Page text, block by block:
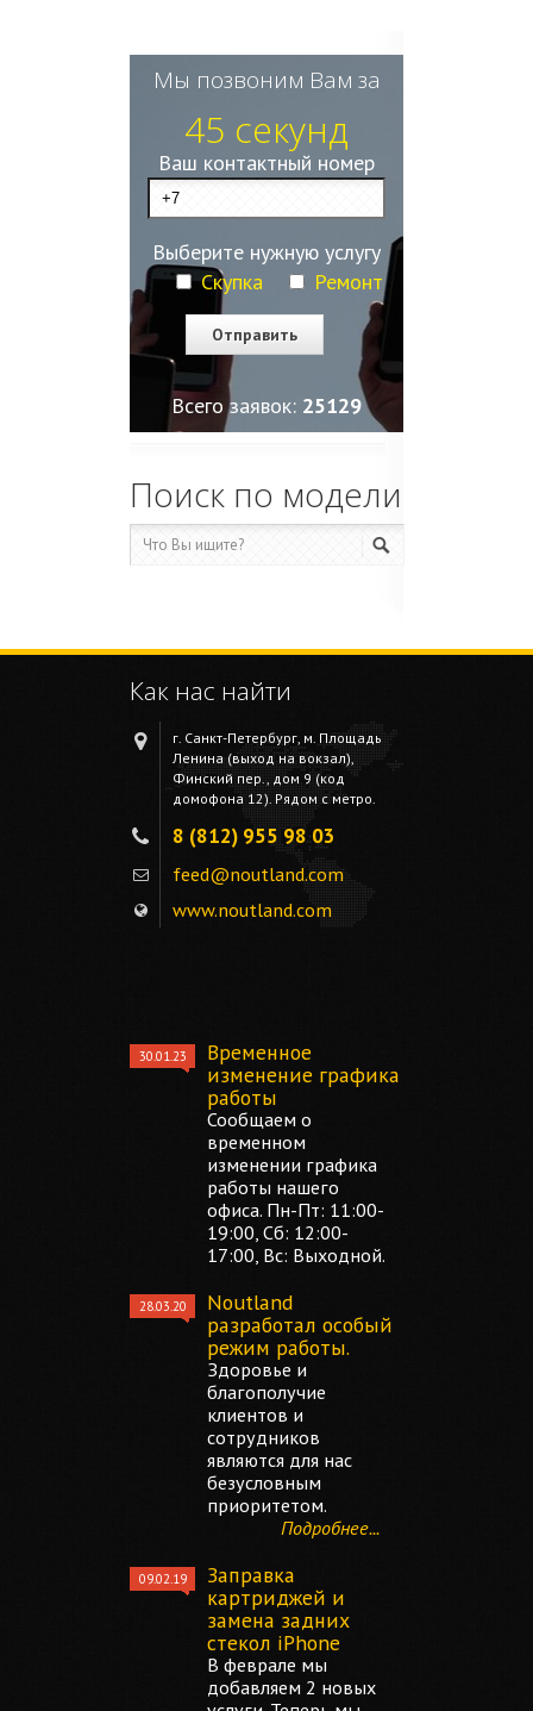
Мы позвоним Вам за
45 секунд
Ваш контактный номер
Выберите нужную услугу
Скупка
Ремонт
Всего заявок: 25129
Поиск по модели
Как нас найти
г. Санкт-Петербург, м. Площадь
Ленина (выход на вокзал),
Финский пер., дом 9 (код
домофона 12). Рядом с метро.
8 (812) 955 98 03
feed@noutland.com
www.noutland.com
30.01.23
Временное
изменение графика
работы
Сообщаем о
временном
изменении графика
работы нашего
офиса. Пн-Пт: 11:00-
19:00, Сб: 12:00-
17:00, Вс: Выходной.
28.03.20
Noutland
разработал особый
режим работы.
Здоровье и
благополучие
клиентов и
сотрудников
являются для нас
безусловным
приоритетом.
Подробнее...
09.02.19
Заправка
картриджей и
замена задних
стекол iPhone
В феврале мы
добавляем 2 новых